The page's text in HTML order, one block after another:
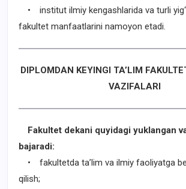
• institut ilmiy kengashlarida va turli
fakultet manfaatlarini namoyon etadi.
DIPLOMDAN KEYINGI TA’LIM
VAZIFALARI
Fakultet dekani quyidagi yuklangan
bajaradi:
• fakultetda ta’lim va ilmiy faoliyatga
qilish;